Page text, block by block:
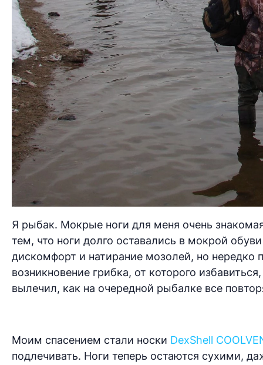
Я рыбак. Мокрые ноги для меня очень
тем, что ноги долго оставались в мокрой
дискомфорт и натирание мозолей, но
возникновение грибка, от которого
вылечил, как на очередной рыбалке все
Моим спасением стали носки DexShell
подлечивать. Ноги теперь остаются сухими,